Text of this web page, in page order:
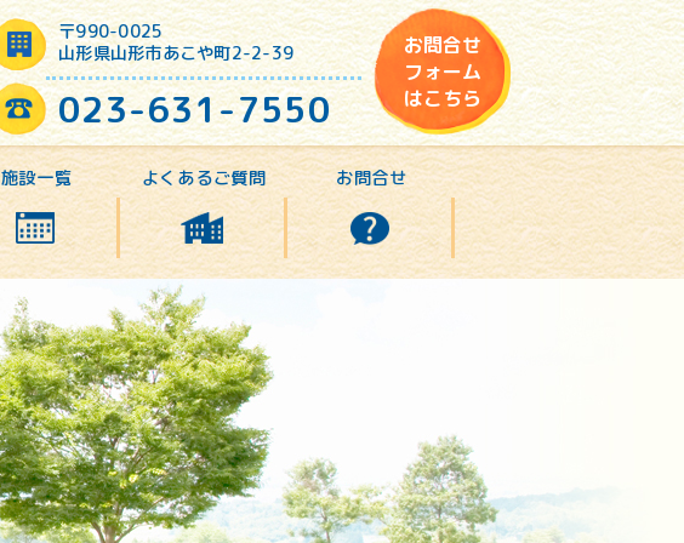
〒990-0025
山形県山形市あこや町2-2-39
023-631-7550
お問合せ
フォーム
はこちら
施設一覧 よくあるご質問 お問合せ